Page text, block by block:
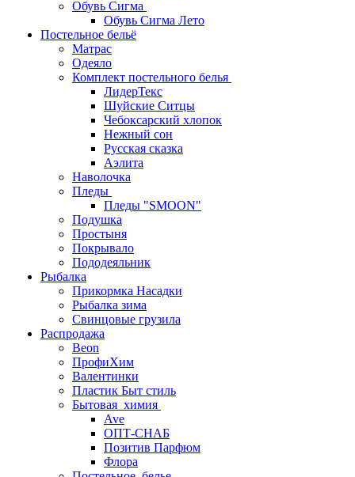
Обувь Сигма
Обувь Сигма Лето
Постельное бельё
Матрас
Одеяло
Комплект постельного белья
ЛидерТекс
Шуйские Ситцы
Чебоксарский хлопок
Нежный сон
Русская сказка
Аэлита
Наволочка
Пледы
Пледы "SMOON"
Подушка
Простыня
Покрывало
Пододеяльник
Рыбалка
Прикормка Насадки
Рыбалка зима
Свинцовые грузила
Распродажа
Beon
ПрофиХим
Валентинки
Пластик Быт стиль
Бытовая_химия
Ave
ОПТ-СНАБ
Позитив Парфюм
Флора